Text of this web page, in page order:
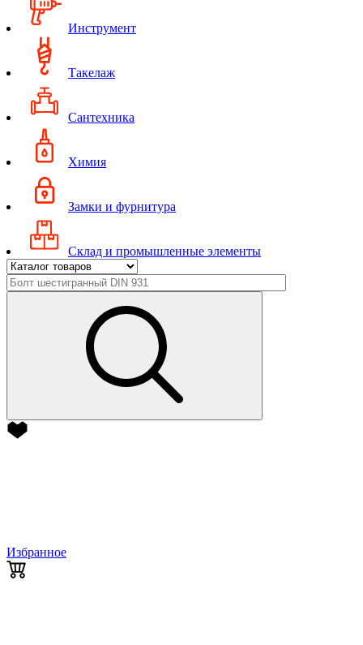
Инструмент
Такелаж
Сантехника
Химия
Замки и фурнитура
Склад и промышленные элементы
Избранное